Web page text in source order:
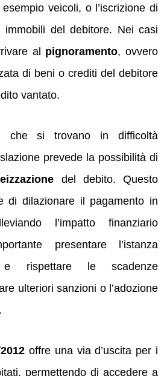
veicoli, o l’iscrizione di
immobili del debitore. Nei casi
al pignoramento, ovvero
di beni o crediti del debitore
vantato.
che si trovano in difficoltà
prevede la possibilità di
del debito. Questo
di dilazionare il pagamento in
l’impatto finanziario
presentare l’istanza
e rispettare le scadenze
ulteriori sanzioni o l’adozione
offre una via d’uscita per i
permettendo di accedere a